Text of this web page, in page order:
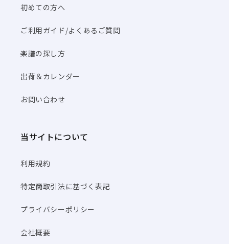
初めての方へ
ご利用ガイド/よくあるご質問
楽譜の探し方
出荷＆カレンダー
お問い合わせ
当サイトについて
利用規約
特定商取引法に基づく表記
プライバシーポリシー
会社概要